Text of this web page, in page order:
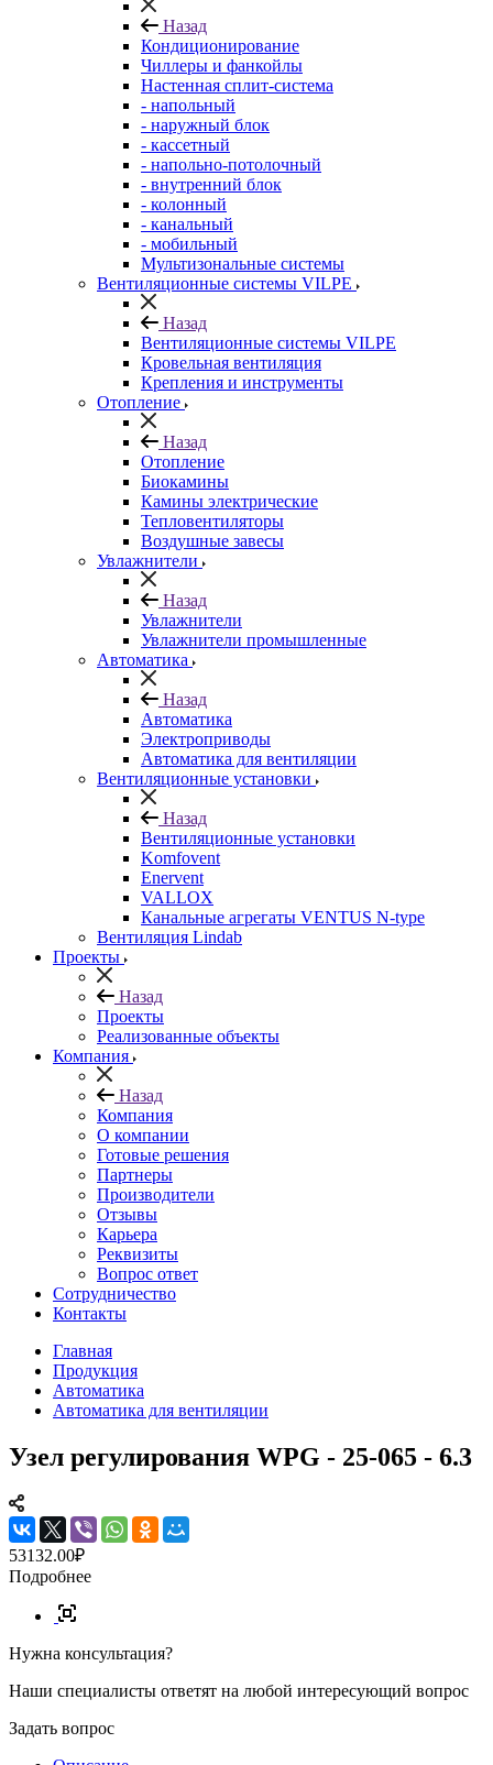
Назад
Кондиционирование
Чиллеры и фанкойлы
Настенная сплит-система
- напольный
- наружный блок
- кассетный
- напольно-потолочный
- внутренний блок
- колонный
- канальный
- мобильный
Мультизональные системы
Вентиляционные системы VILPE
Назад
Вентиляционные системы VILPE
Кровельная вентиляция
Крепления и инструменты
Отопление
Назад
Отопление
Биокамины
Камины электрические
Тепловентиляторы
Воздушные завесы
Увлажнители
Назад
Увлажнители
Увлажнители промышленные
Автоматика
Назад
Автоматика
Электроприводы
Автоматика для вентиляции
Вентиляционные установки
Назад
Вентиляционные установки
Komfovent
Enervent
VALLOX
Канальные агрегаты VENTUS N-type
Вентиляция Lindab
Проекты
Назад
Проекты
Реализованные объекты
Компания
Назад
Компания
О компании
Готовые решения
Партнеры
Производители
Отзывы
Карьера
Реквизиты
Вопрос ответ
Сотрудничество
Контакты
Главная
Продукция
Автоматика
Автоматика для вентиляции
Узел регулирования WPG - 25-065 - 6.3
53132.00₽
Подробнее
Нужна консультация?
Наши специалисты ответят на любой интересующий вопрос
Задать вопрос